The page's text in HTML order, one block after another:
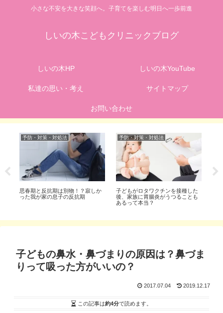
小さな不安を大きな笑顔へ。子育てを楽しむ明日へ一歩前進
しいの木こどもクリニックブログ
しいの木HP しいの木YouTube
私達の思い・考え サイトマップ
お問い合わせ
予防・対策・対処法
思春期と反抗期は別物！？寂しか
った我が家の息子の反抗期
予防・対策・対処法
子どもがロタワクチンを接種した
後、家族に胃腸炎がうつることも
あるって本当？
子どもの鼻水・鼻づまりの原因は？鼻づま
りって吸った方がいいの？
2017.07.04 2019.12.17
この記事は約4分で読めます。